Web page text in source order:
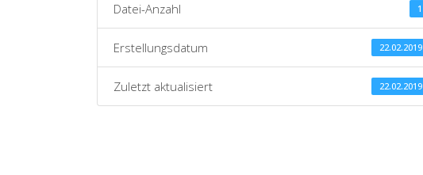
Datei-Anzahl 1
Erstellungsdatum 22.02.2019
Zuletzt aktualisiert 22.02.2019